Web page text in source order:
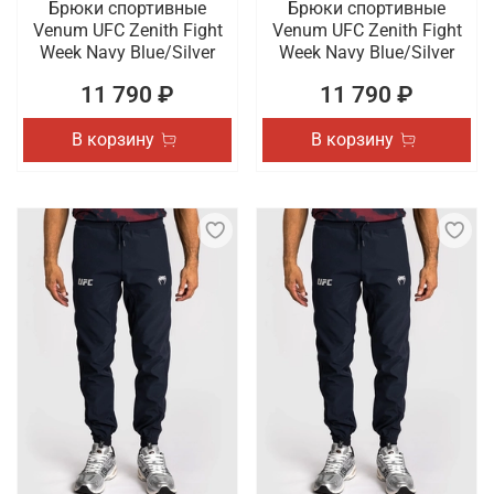
Брюки спортивные
Venum UFC Zenith Fight
Week Navy Blue/Silver
11 790 ₽
В корзину
Брюки спортивные
Venum UFC Zenith Fight
Week Navy Blue/Silver
11 790 ₽
В корзину